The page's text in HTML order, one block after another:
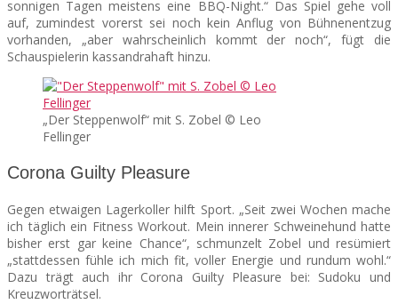
sonnigen Tagen meistens eine BBQ-Night.“ Das Spiel gehe voll
auf, zumindest vorerst sei noch kein Anflug von Bühnenentzug
vorhanden, „aber wahrscheinlich kommt der noch“, fügt die
Schauspielerin kassandrahaft hinzu.
„Der Steppenwolf“ mit S. Zobel © Leo
Fellinger
Corona Guilty Pleasure
Gegen etwaigen Lagerkoller hilft Sport. „Seit zwei Wochen mache
ich täglich ein Fitness Workout. Mein innerer Schweinehund hatte
bisher erst gar keine Chance“, schmunzelt Zobel und resümiert
„stattdessen fühle ich mich fit, voller Energie und rundum wohl.“
Dazu trägt auch ihr Corona Guilty Pleasure bei: Sudoku und
Kreuzworträtsel.